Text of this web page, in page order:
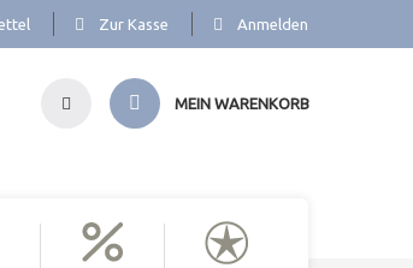
Zur Kasse Anmelden
MEIN WARENKORB